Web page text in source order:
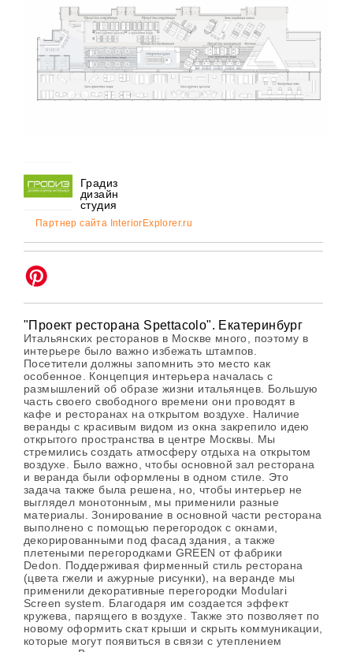
Градиз
дизайн
студия
Партнер сайта InteriorExplorer.ru
"Проект ресторана Spettacolo". Екатеринбург
Итальянских ресторанов в Москве много, поэтому в
интерьере было важно избежать штампов.
Посетители должны запомнить это место как
особенное. Концепция интерьера началась с
размышлений об образе жизни итальянцев. Большую
часть своего свободного времени они проводят в
кафе и ресторанах на открытом воздухе. Наличие
веранды с красивым видом из окна закрепило идею
открытого пространства в центре Москвы. Мы
стремились создать атмосферу отдыха на открытом
воздухе. Было важно, чтобы основной зал ресторана
и веранда были оформлены в одном стиле. Это
задача также была решена, но, чтобы интерьер не
выглядел монотонным, мы применили разные
материалы. Зонирование в основной части ресторана
выполнено с помощью перегородок с окнами,
декорированными под фасад здания, а также
плетеными перегородками GREEN от фабрики
Dedon. Поддерживая фирменный стиль ресторана
(цвета гжели и ажурные рисунки), на веранде мы
применили декоративные перегородки Modulari
Screen system. Благодаря им создается эффект
кружева, парящего в воздухе. Также это позволяет по
новому оформить скат крыши и скрыть коммуникации,
которые могут появиться в связи с утеплением